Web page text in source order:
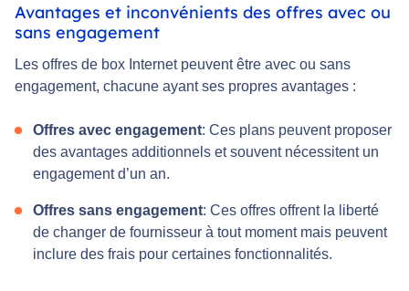
Avantages et inconvénients des offres avec ou
sans engagement
Les offres de box Internet peuvent être avec ou sans
engagement, chacune ayant ses propres avantages :
Offres avec engagement: Ces plans peuvent proposer
des avantages additionnels et souvent nécessitent un
engagement d’un an.
Offres sans engagement: Ces offres offrent la liberté
de changer de fournisseur à tout moment mais peuvent
inclure des frais pour certaines fonctionnalités.